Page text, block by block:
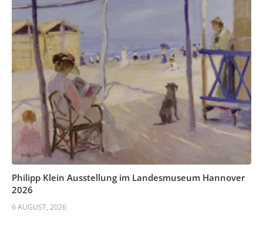
Philipp Klein Ausstellung im Landesmuseum Hannover
2026
6 AUGUST, 2026